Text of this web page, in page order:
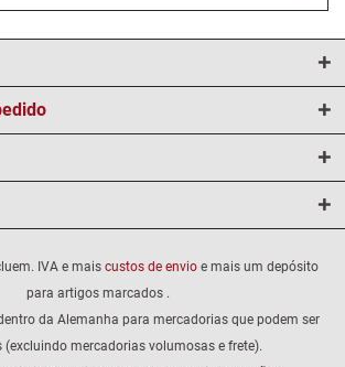
IVA e mais custos de envio e mais um depósito
para artigos marcados .
da Alemanha para mercadorias que podem ser
(excluindo mercadorias volumosas e frete).